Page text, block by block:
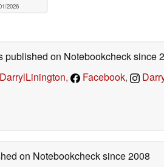
2026
published on Notebookchecksince
, Facebook,
on Notebookchecksince 2008